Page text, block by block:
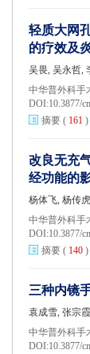
轻质大网
的疗效及
吴畏, 吴永哲,
中华普外科手
DOI:10.3877/
摘要 ( 161 )
改良无充
经功能的
杨体飞, 杨传
中华普外科手
DOI:10.3877/
摘要 ( 140 )
三种内镜
袁成雪, 张宗
中华普外科手
DOI:10.3877/